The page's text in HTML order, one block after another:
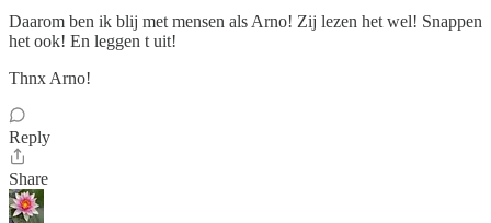
Daarom ben ik blij met mensen als Arno! Zij lezen het wel! Snappen
het ook! En leggen t uit!
Thnx Arno!
Reply
Share